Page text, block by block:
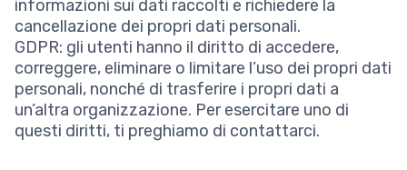
informazioni sui dati raccolti e richiedere la
cancellazione dei propri dati personali.
GDPR: gli utenti hanno il diritto di accedere,
correggere, eliminare o limitare l’uso dei propri dati
personali, nonché di trasferire i propri dati a
un’altra organizzazione. Per esercitare uno di
questi diritti, ti preghiamo di contattarci.